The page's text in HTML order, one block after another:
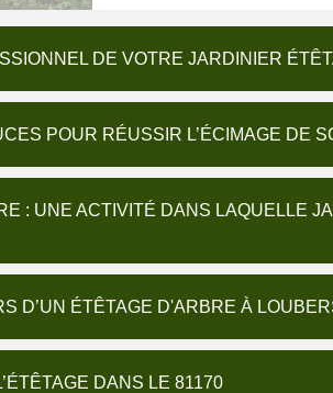
DE VOTRE JARDINIER
POUR RÉUSSIR L’ÉCIMAGE DE
: UNE ACTIVITÉ DANS LAQUELLE
D’UN ÉTÊTAGE D'ARBRE À
DANS LE 81170